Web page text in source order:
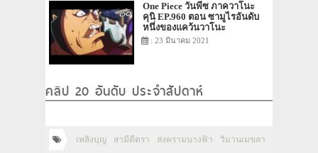
One Piece วันพีซ ภาควาโนะ
คุนิ EP.960 ตอน ซามูไรอันดับ
หนึ่งของแคว้นวาโนะ
: 23 มีนาคม 2021
คลิป 20 อันดับ ประจำสัปดาห์
เพลิงบุญ สามีตีตรา สงครามนางฟ้า วิมานเมขลา